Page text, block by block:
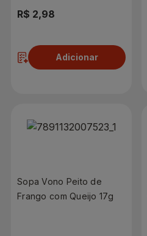
R$ 2,98
Adicionar
Sopa Vono Peito de
Frango com Queijo 17g